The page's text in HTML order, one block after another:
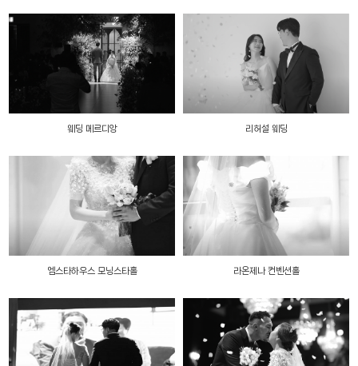
웨딩 메르디앙 리허설 웨딩
엠스타하우스 모닝스타홀 라온제나 컨벤션홀